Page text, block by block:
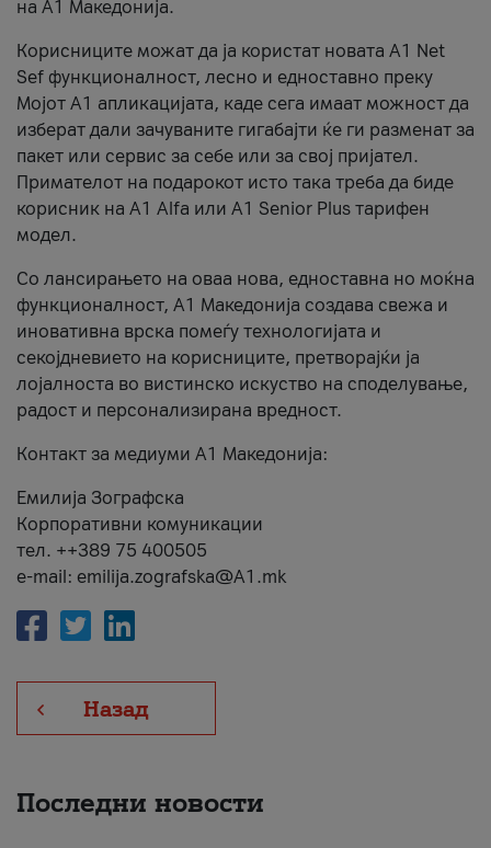
на А1 Македонија.
Корисниците можат да ја користат новата А1 Net
Sef функционалност, лесно и едноставно преку
Мојот А1 апликацијата, каде сега имаат можност да
изберат дали зачуваните гигабајти ќе ги разменат за
пакет или сервис за себе или за свој пријател.
Примателот на подарокот исто така треба да биде
корисник на А1 Alfa или A1 Senior Plus тарифен
модел.
Со лансирањето на оваа нова, едноставна но моќна
функционалност, А1 Македонија создава свежа и
иновативна врска помеѓу технологијата и
секојдневието на корисниците, претворајќи ја
лојалноста во вистинско искуство на споделување,
радост и персонализирана вредност.
Контакт за медиуми А1 Македонија:
Емилија Зографска
Корпоративни комуникации
тел. ++389 75 400505
e-mail: emilija.zografska@A1.mk
Назад
Последни новости